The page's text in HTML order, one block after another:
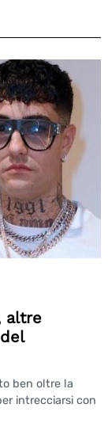
altre
ben oltre la
intrecciarsi con